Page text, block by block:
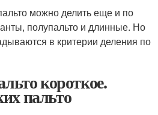
можно делить еще и по
полупальто и длинные. Но
в критерии деления по
короткое.
пальто